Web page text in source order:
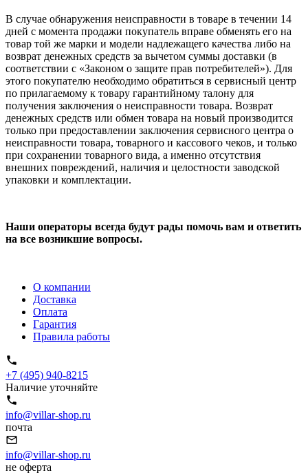
В случае обнаружения неисправности в товаре в течении 14
дней с момента продажи покупатель вправе обменять его на
товар той же марки и модели надлежащего качества либо на
возврат денежных средств за вычетом суммы доставки (в
соответствии с «Законом о защите прав потребителей»). Для
этого покупателю необходимо обратиться в сервисный центр
по прилагаемому к товару гарантийному талону для
получения заключения о неисправности товара. Возврат
денежных средств или обмен товара на новый производится
только при предоставлении заключения сервисного центра о
неисправности товара, товарного и кассового чеков, и только
при сохранении товарного вида, а именно отсутствия
внешних повреждений, наличия и целостности заводской
упаковки и комплектации.
Наши операторы всегда будут рады помочь вам и ответить
на все возникшие вопросы.
О компании
Доставка
Оплата
Гарантия
Правила работы
+7 (495) 940-8215
Наличие уточняйте
info@villar-shop.ru
почта
info@villar-shop.ru
не оферта